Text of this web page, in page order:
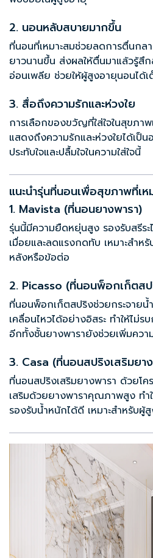
2. นอนหลับสบายมากขึ้น
ที่นอนที่เหมาะสมช่วยลดการตื่นกล
ยาวนานขึ้น ส่งผลให้ตื่นมาแล้วรู้สึ
อ่อนเพลีย ช่วยให้ผู้สูงอายุนอนได้
3. สื่อถึงความรักและห่วงใย
การเลือกของขวัญที่ใส่ใจในสุขภา
แสดงถึงความรักและห่วงใยได้เป็
ประทับใจและปลื้มใจในความใส่ใจนี้
แนะนำรุ่นที่นอนเพื่อสุขภาพที่เห
1. Mavista (ที่นอนยางพารา)
รุ่นนี้มีความยืดหยุ่นสูง รองรับสรีร
เมื่อยและลดแรงกดทับ เหมาะสำ
หลังหรือข้อต่อ
2. Picasso (ที่นอนพ็อกเก็ตส
ที่นอนพ็อกเก็ตสปริงช่วยกระจายน้
เคลื่อนไหวได้อย่างอิสระ ทำให้ไม่
อีกทั้งชั้นยางพารายังช่วยเพิ่มคว
3. Casa (ที่นอนสปริงเสริมยา
ที่นอนสปริงเสริมยางพารา ด้วยโค
เสริมด้วยยางพาราคุณภาพสูง ทำ
รองรับน้ำหนักได้ดี เหมาะสำหรับ